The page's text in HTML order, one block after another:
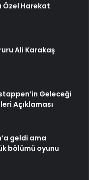
Özel Harekat
Ali Karakaş
Geleceği
Açıklaması
geldi ama
bölümü oyunu